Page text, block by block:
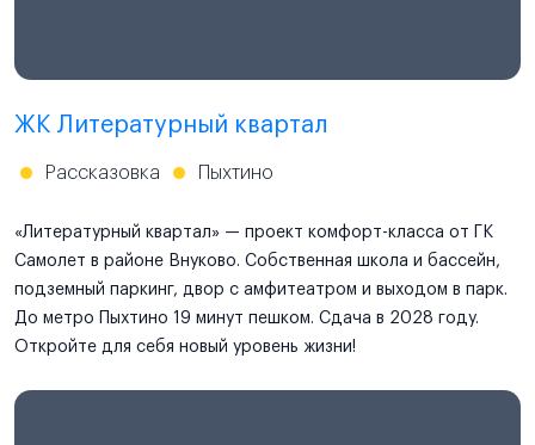
ЖК Литературный квартал
Рассказовка Пыхтино
«Литературный квартал» — проект комфорт-класса от ГК
Самолет в районе Внуково. Собственная школа и бассейн,
подземный паркинг, двор с амфитеатром и выходом в парк.
До метро Пыхтино 19 минут пешком. Сдача в 2028 году.
Откройте для себя новый уровень жизни!